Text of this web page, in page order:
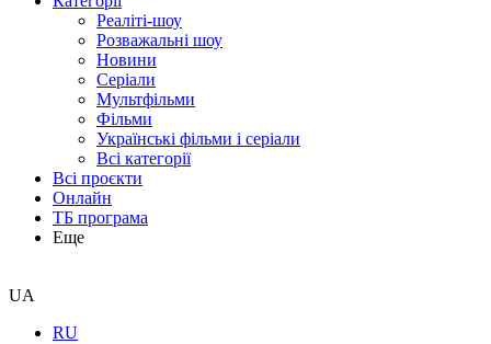
Реаліті-шоу
Розважальні шоу
Новини
Серіали
Мультфільми
Фільми
Українські фільми і серіали
Всі категорії
Всі проєкти
Онлайн
ТБ програма
Еще
UA
RU